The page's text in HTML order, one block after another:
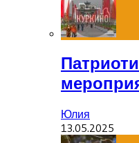
Юлия
13.05.2025